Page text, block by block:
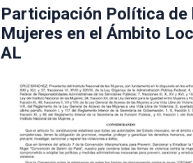
Participación Política de
Mujeres en el Ámbito
AL